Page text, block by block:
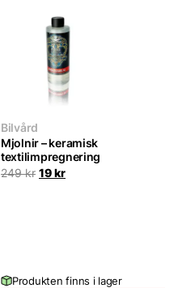
Bilvård
Mjolnir – keramisk
textilimpregnering
249kr Det
19krDet
Produkten finns i lager